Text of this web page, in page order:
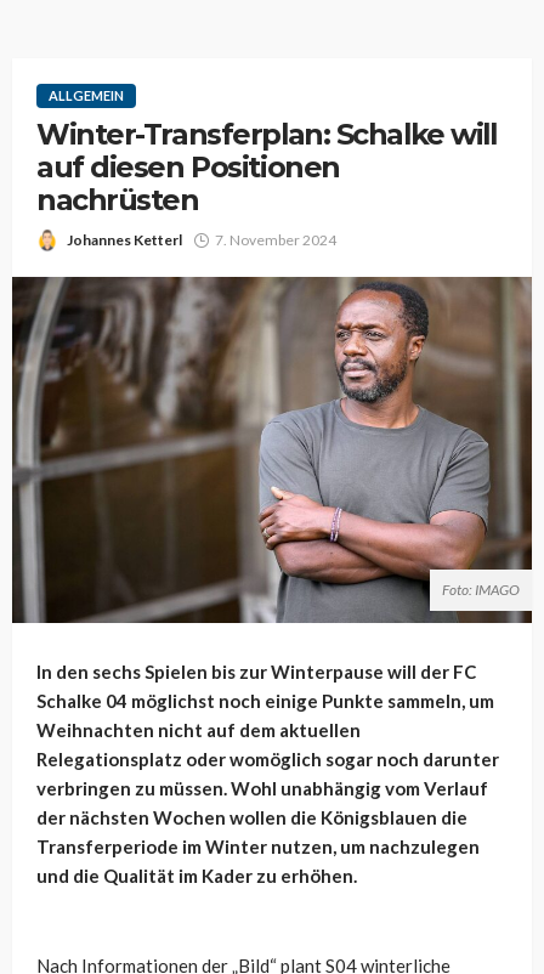
ALLGEMEIN
Winter-Transferplan: Schalke will
auf diesen Positionen
nachrüsten
Johannes Ketterl 7. November 2024
Foto: IMAGO
In den sechs Spielen bis zur Winterpause will der FC
Schalke 04 möglichst noch einige Punkte sammeln, um
Weihnachten nicht auf dem aktuellen
Relegationsplatz oder womöglich sogar noch darunter
verbringen zu müssen. Wohl unabhängig vom Verlauf
der nächsten Wochen wollen die Königsblauen die
Transferperiode im Winter nutzen, um nachzulegen
und die Qualität im Kader zu erhöhen.
Nach Informationen der „Bild“ plant S04 winterliche